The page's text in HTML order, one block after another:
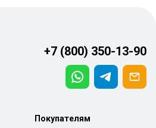
+7 (800) 350-13-90
Покупателям